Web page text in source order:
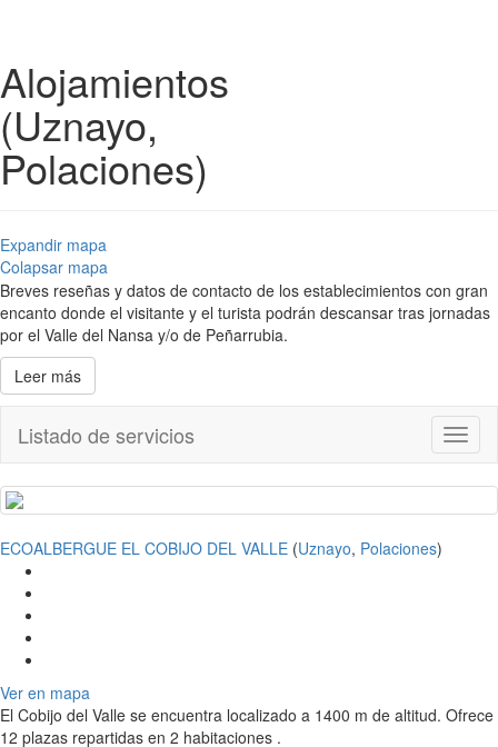
Alojamientos
(Uznayo,
Polaciones)
Expandir mapa
Colapsar mapa
Breves reseñas y datos de contacto de los establecimientos con gran
encanto donde el visitante y el turista podrán descansar tras jornadas
por el Valle del Nansa y/o de Peñarrubia.
Leer más
Listado de servicios
ECOALBERGUE EL COBIJO DEL VALLE (Uznayo, Polaciones)
Ver en mapa
El Cobijo del Valle se encuentra localizado a 1400 m de altitud. Ofrece
12 plazas repartidas en 2 habitaciones .